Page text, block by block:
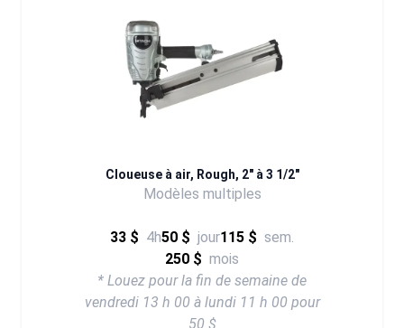
Cloueuse à air, Rough, 2" à 3 1/2"
Modèles multiples
33 $ 4h50 $ jour115 $ sem.
250 $ mois
* Louez pour la fin de semaine de
vendredi 13 h 00 à lundi 11 h 00 pour
50 $